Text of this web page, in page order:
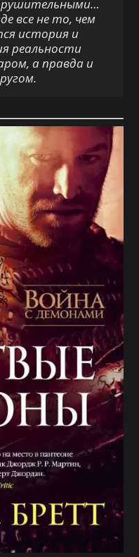
все не то, чем
история и
реальности
а правда и